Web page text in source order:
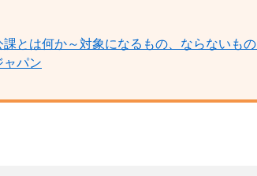
課とは何か～対象になるもの、ならないも
ャパン